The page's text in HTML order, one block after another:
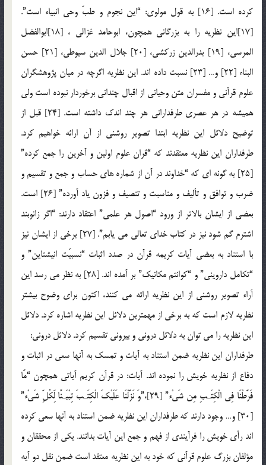
کرده است. [16] به قول مولوی: “این نجوم و طبّ وحی انبیاء است”.
[17]این نظریه را به بزرگانی همچون، ابوحامد غزالی ، [18]ابوالفضل
المرسی، [19] بدرالدین زرکشی، [20] جلال الدین سیوطی، [21] حسن
البناء [22] و… [23] نسبت داده اند. این نظریه اگرچه در میان پژوهشگران
علوم قرآنی و مفسران متن وحیانی از اقبال چندانی برخوردار نبوده است ولی
همیشه در هر عصری طرفدارانی هر چند اندک داشته است. [24] قبل از
توضیح دلائل این نظریه ابتدا تصویر روشنی از آن ارائه خواهیم کرد.
طرفداران این نظریه معتقدند که “قران علوم اولین و آخرین را جمع کرده”
[25] به گونه ای که “خداوند در آن از شماره های حساب و جمع و تقسیم و
ضرب و توافق و تألیف و مناسبت و تنصیف و فزون یاد آورده” [26] است.
بعضی از ایشان بالاتر از ورود “اصول هر علمی” اعتقاد دارند: “اگر زانوبند
اشترم گم شود نیز در کتاب خدای تعالی می یابم”. [27] برخی از ایشان نیز
با استناد به بعضی آیات کریمه قرآن در صدد اثبات “نسبیّت انیشتاین” و
“تکامل داروینی” و “کوانتم مکانیک” بر آمده اند. [28] به نظر می رسد این
آراء تصویر روشنی از این نظریه ارائه می کنند، اکنون برای وضوح بیشتر
نظریه لازم است که به برخی از مهمترین دلائل این نظریه اشاره کرد. دلائل
این نظریه را می توان به دلائل درونی و بیرونی تقسیم کرد. دلائل درونی:
طرفداران این نظریه ضمن استناد به آیات و تمسک به آنها سعی در اثبات و
دفاع از نظریه خویش را نموده اند. آیات: در قرآن کریم آیاتی همچون “مَّا
فَرَّطْنَا فِی الْکِتَـبِ مِن شَیْء” [29]،”وَ نَزَّلْنَا عَلَیْکَ الْکِتَـبَ تِبْیَـنًا لِّکُلِّ شَیْء”
[30] و… وجود دارند که طرفداران این نظریه ضمن استناد به آنها سعی کرده
اند رأی خویش را فرآیندی از فهم و جمع این آیات بدانند. یکی از محققان و
مؤلفان بزرگ علوم قرآنی که خود به این نظریه معتقد است ضمن نقل دو آیه